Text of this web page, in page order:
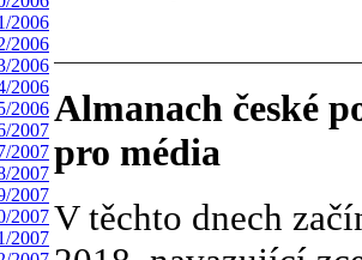
Almanach české
pro média
V těchto dnech